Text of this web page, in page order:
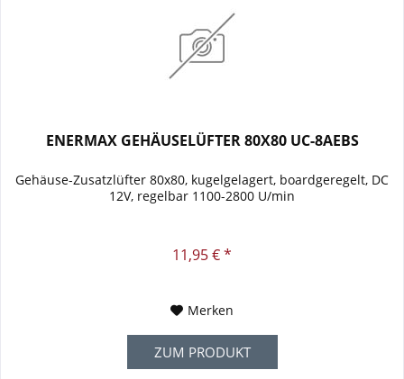
ENERMAX GEHÄUSELÜFTER 80X80 UC-8AEBS
Gehäuse-Zusatzlüfter 80x80, kugelgelagert, boardgeregelt, DC
12V, regelbar 1100-2800 U/min
11,95 € *
Merken
ZUM PRODUKT